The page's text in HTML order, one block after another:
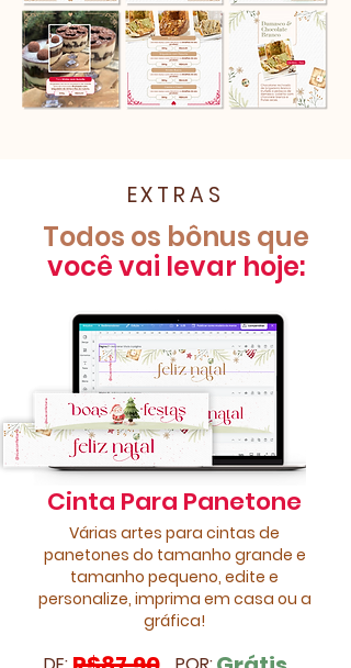
EXTRAS
Todos os bônus que
você vai levar hoje:​
Cinta Para Panetone
Várias artes para cintas de
panetones do tamanho grande e
tamanho pequeno, edite e
personalize, imprima em casa ou a
gráfica!